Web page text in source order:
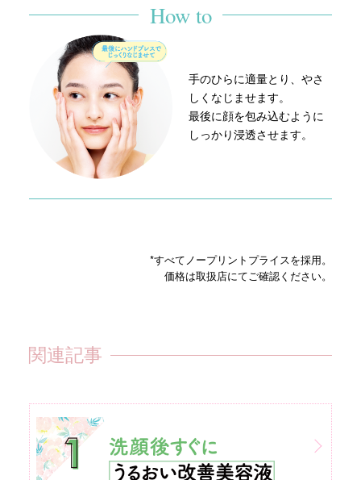
How to
手のひらに適量とり、やさ
しくなじませます。
最後に顔を包み込むように
しっかり浸透させます。
*すべてノープリントプライスを採用。
価格は取扱店にてご確認ください。
関連記事